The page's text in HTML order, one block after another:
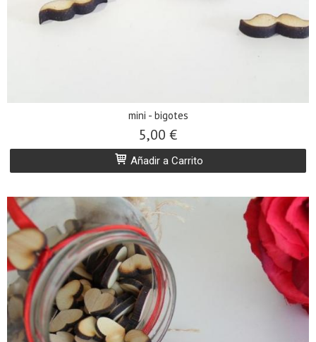
mini - bigotes
5,00 €
Añadir a Carrito